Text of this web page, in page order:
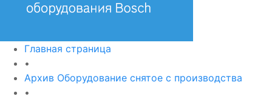
Главная страница
•
Архив Оборудование снятое с производства
•